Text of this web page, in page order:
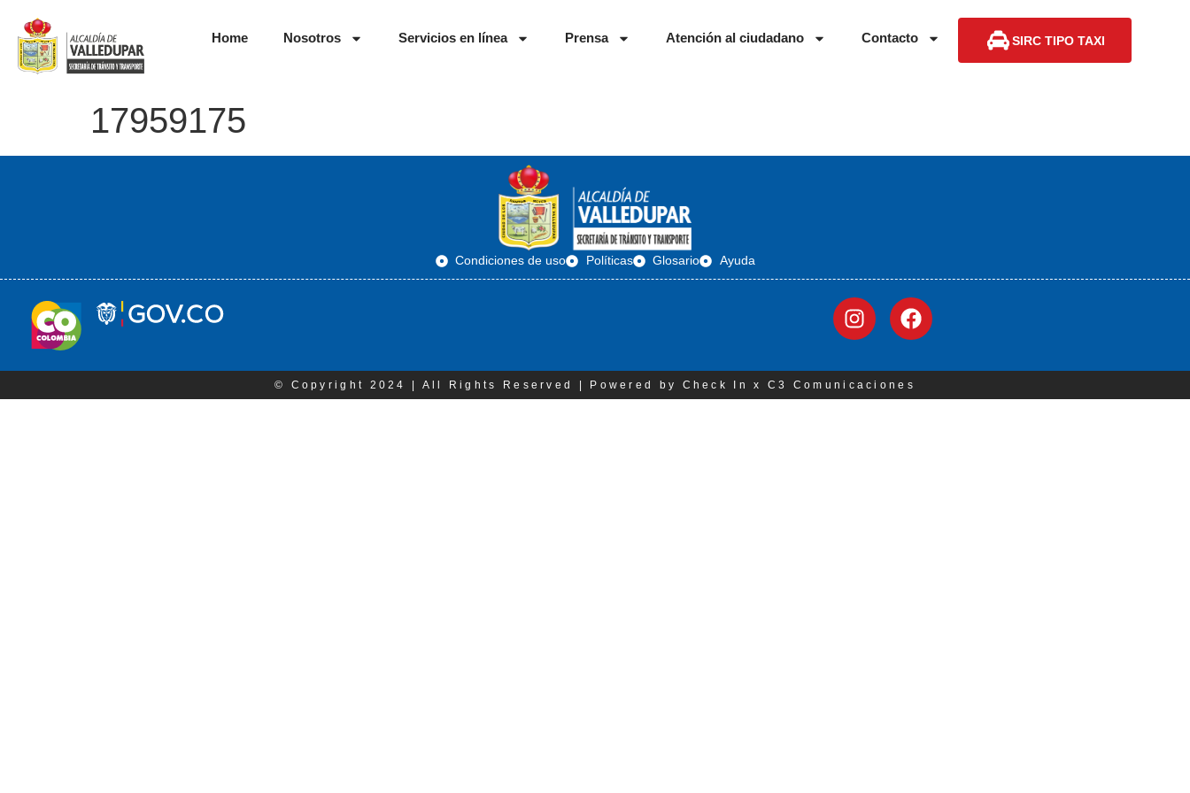
Home Nosotros Servicios en línea Prensa Atención al ciudadano Contacto SIRC TIPO TAXI
17959175
Condiciones de uso Políticas Glosario Ayuda
© Copyright 2024 | All Rights Reserved | Powered by Check In x C3 Comunicaciones